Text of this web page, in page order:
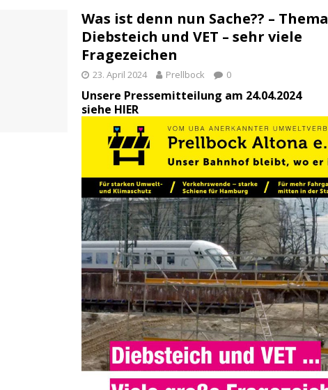
Was ist denn nun Sache?? – Thema
Diebsteich und VET – sehr viele
Fragezeichen
23. April 2024 Prellbock 0
Unsere Pressemitteilung am 24.04.2024
siehe HIER